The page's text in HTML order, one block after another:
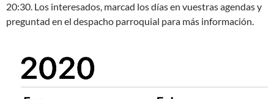
20:30. Los interesados, marcad los días en vuestras agendas y
preguntad en el despacho parroquial para más información.